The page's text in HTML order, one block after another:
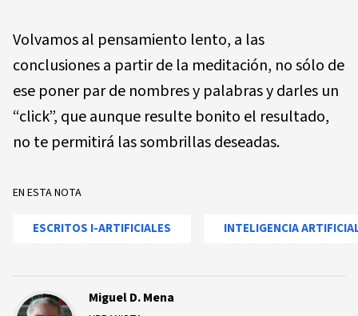
Volvamos al pensamiento lento, a las
conclusiones a partir de la meditación, no sólo de
ese poner par de nombres y palabras y darles un
“click”, que aunque resulte bonito el resultado,
no te permitirá las sombrillas deseadas.
EN ESTA NOTA
ESCRITOS I-ARTIFICIALES INTELIGENCIA
Miguel D. Mena